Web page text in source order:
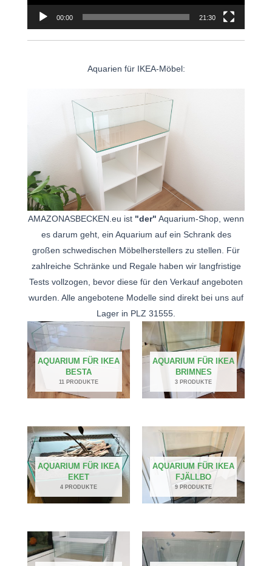
00:00 21:30
Aquarien für IKEA-Möbel:
AMAZONASBECKEN.eu ist "der" Aquarium-Shop, wenn
es darum geht, ein Aquarium auf ein Schrank des
großen schwedischen Möbelherstellers zu stellen. Für
zahlreiche Schränke und Regale haben wir langfristige
Tests vollzogen, bevor diese für den Verkauf angeboten
wurden. Alle angebotene Modelle sind direkt bei uns auf
Lager in PLZ 31555.
AQUARIUM FÜR IKEA
BESTA
11 PRODUKTE
AQUARIUM FÜR IKEA
BRIMNES
3 PRODUKTE
AQUARIUM FÜR IKEA
EKET
4 PRODUKTE
AQUARIUM FÜR IKEA
FJÄLLBO
9 PRODUKTE